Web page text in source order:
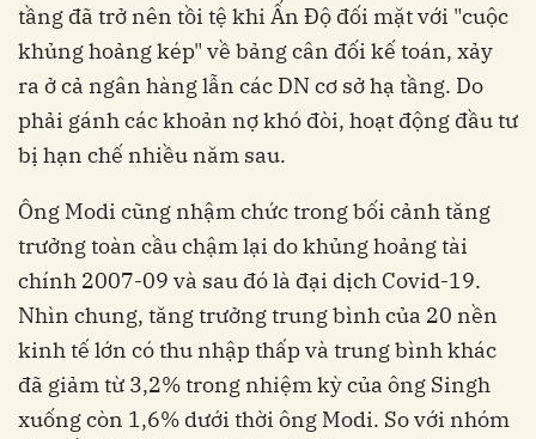
tầng đã trở nên tồi tệ khi Ấn Độ đối mặt với "cuộc
khủng hoảng kép" về bảng cân đối kế toán, xảy
ra ở cả ngân hàng lẫn các DN cơ sở hạ tầng. Do
phải gánh các khoản nợ khó đòi, hoạt động đầu tư
bị hạn chế nhiều năm sau.
Ông Modi cũng nhậm chức trong bối cảnh tăng
trưởng toàn cầu chậm lại do khủng hoảng tài
chính 2007-09 và sau đó là đại dịch Covid-19.
Nhìn chung, tăng trưởng trung bình của 20 nền
kinh tế lớn có thu nhập thấp và trung bình khác
đã giảm từ 3,2% trong nhiệm kỳ của ông Singh
xuống còn 1,6% dưới thời ông Modi. So với nhóm